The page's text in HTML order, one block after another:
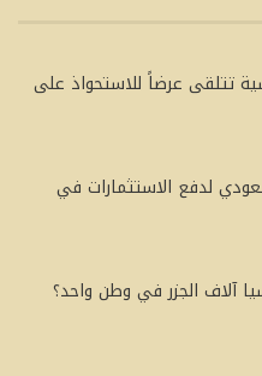
تتلقى عرضاً للاستحواذ على
لدفع الاستثمارات في
آلاف الجزر في وطن واحد؟